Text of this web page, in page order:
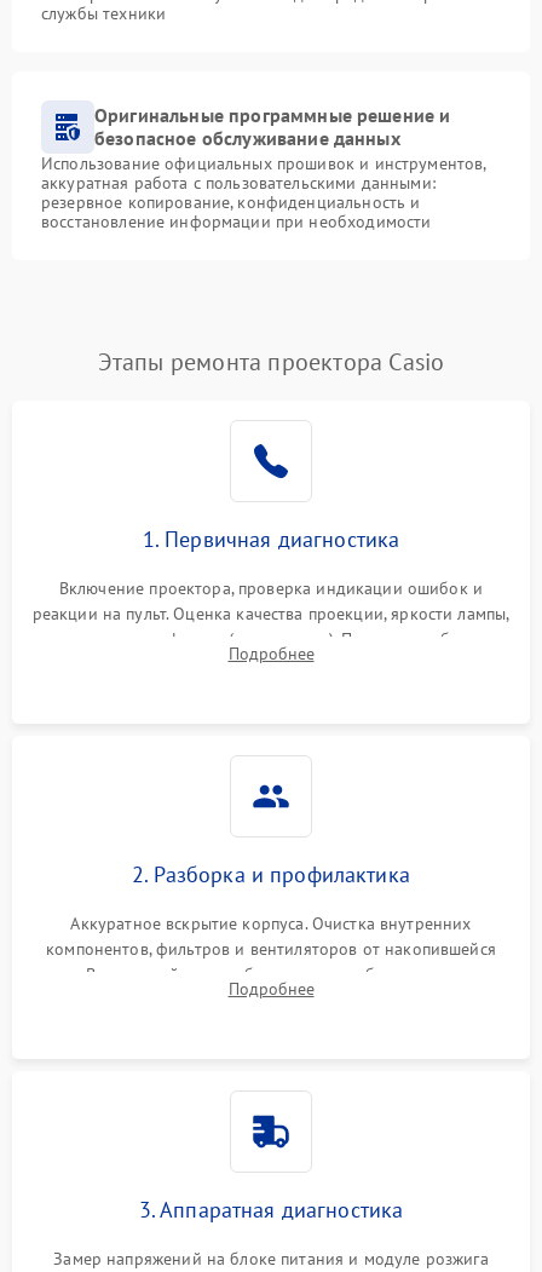
службы техники
Оригинальные программные решение и
безопасное обслуживание данных
Использование официальных прошивок и инструментов,
аккуратная работа с пользовательскими данными:
резервное копирование, конфиденциальность и
восстановление информации при необходимости
Этапы ремонта проектора Casio
1. Первичная диагностика
Включение проектора, проверка индикации ошибок и
реакции на пульт. Оценка качества проекции, яркости лампы,
наличия артефактов (точки, пятна). Проверка работы
системы охлаждения по уровню шума вентиляторов.
Подробнее
2. Разборка и профилактика
Аккуратное вскрытие корпуса. Очистка внутренних
компонентов, фильтров и вентиляторов от накопившейся
пыли. Визуальный осмотр блока питания, балласта лампы и
материнской платы на наличие прогаров или вздутых
Подробнее
3. Аппаратная диагностика
Замер напряжений на блоке питания и модуле розжига